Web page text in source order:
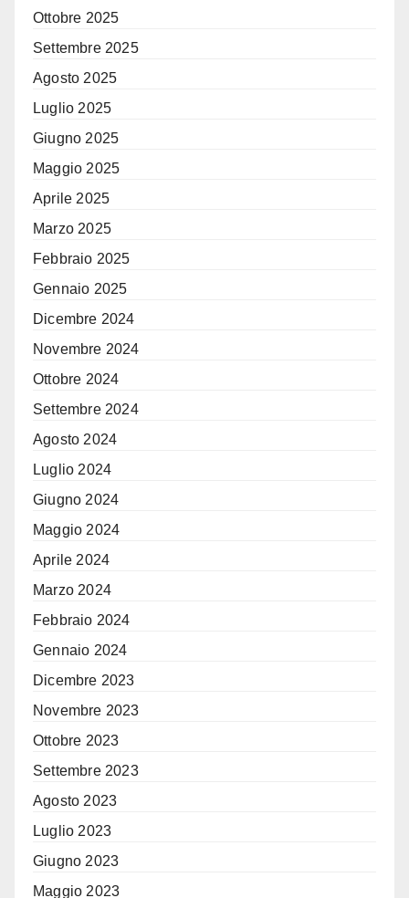
Ottobre 2025
Settembre 2025
Agosto 2025
Luglio 2025
Giugno 2025
Maggio 2025
Aprile 2025
Marzo 2025
Febbraio 2025
Gennaio 2025
Dicembre 2024
Novembre 2024
Ottobre 2024
Settembre 2024
Agosto 2024
Luglio 2024
Giugno 2024
Maggio 2024
Aprile 2024
Marzo 2024
Febbraio 2024
Gennaio 2024
Dicembre 2023
Novembre 2023
Ottobre 2023
Settembre 2023
Agosto 2023
Luglio 2023
Giugno 2023
Maggio 2023